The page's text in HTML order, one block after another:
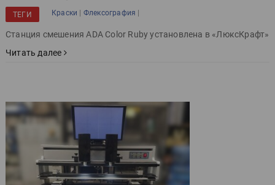
ТЕГИ Краски | Флексография |
Станция смешения ADA Color Ruby установлена в «ЛюксКрафт»
Читать далее